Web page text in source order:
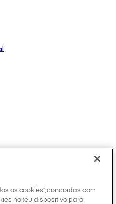
os cookies", concordas com
no teu dispositivo para